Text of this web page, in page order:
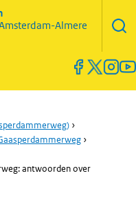
Almere
›
›
antwoorden over